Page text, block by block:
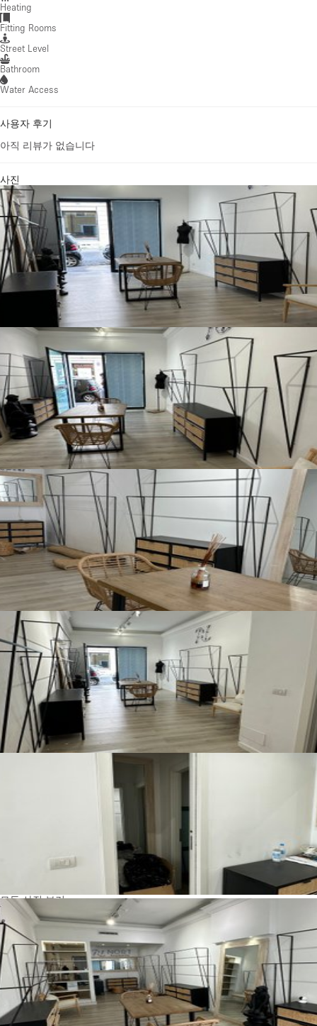
Heating
Fitting Rooms
Street Level
Bathroom
Water Access
사용자 후기
아직 리뷰가 없습니다
사진
모든 사진 보기